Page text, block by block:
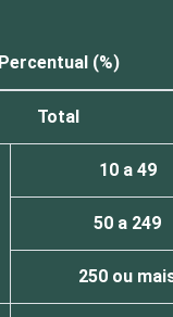
Percentual (%)
Total
10 a 49
50 a 249
250 ou